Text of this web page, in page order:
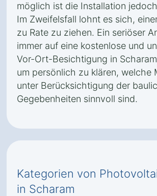
möglich ist die Installation
Im Zweifelsfall lohnt es sich,
zu Rate zu ziehen. Ein seriöser
immer auf eine kostenlose und
Vor-Ort-Besichtigung in
um persönlich zu klären, welche
unter Berücksichtigung der
Gegebenheiten sinnvoll sind.
Kategorien von
in Scharam